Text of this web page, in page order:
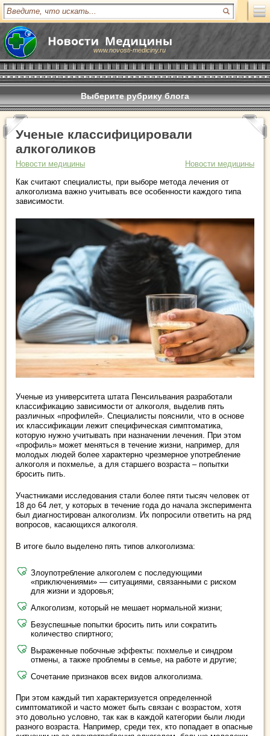
www.novosti-mediciny.ru
Выберите рубрику блога
Ученые классифицировали
алкоголиков
Новости медицины
Новости медицины
Как считают специалисты, при выборе метода лечения от
алкоголизма важно учитывать все особенности каждого типа
зависимости.
Ученые из университета штата Пенсильвания разработали
классификацию зависимости от алкоголя, выделив пять
различных «профилей». Специалисты пояснили, что в основе
их классификации лежит специфическая симптоматика,
которую нужно учитывать при назначении лечения. При этом
«профиль» может меняться в течение жизни, например, для
молодых людей более характерно чрезмерное употребление
алкоголя и похмелье, а для старшего возраста – попытки
бросить пить.
Участниками исследования стали более пяти тысяч человек от
18 до 64 лет, у которых в течение года до начала эксперимента
был диагностирован алкоголизм. Их попросили ответить на ряд
вопросов, касающихся алкоголя.
В итоге было выделено пять типов алкоголизма:
Злоупотребление алкоголем с последующими
«приключениями» — ситуациями, связанными с риском
для жизни и здоровья;
Алкоголизм, который не мешает нормальной жизни;
Безуспешные попытки бросить пить или сократить
количество спиртного;
Выраженные побочные эффекты: похмелье и синдром
отмены, а также проблемы в семье, на работе и другие;
Сочетание признаков всех видов алкоголизма.
При этом каждый тип характеризуется определенной
симптоматикой и часто может быть связан с возрастом, хотя
это довольно условно, так как в каждой категории были люди
разного возраста. Например, среди тех, кто попадает в опасные